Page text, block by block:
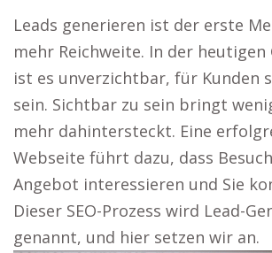
Leads generieren ist der erste
mehr Reichweite. In der
ist es unverzichtbar, für Kunden
sein. Sichtbar zu sein bringt
mehr dahintersteckt. Eine
Webseite führt dazu, dass
Angebot interessieren und Sie
Dieser SEO-Prozess wird Lead-
genannt, und hier setzen wir an.